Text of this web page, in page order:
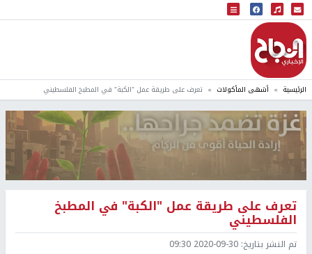
البث المباشر
إذاعة النجاح
الرئيسية أشهى المأكولات تعرف على طريقة عمل "الكبة" في المطبخ الفلسطيني
تعرف على طريقة عمل "الكبة" في المطبخ
الفلسطيني
تم النشر بتاريخ: 2020-09-30 09:30